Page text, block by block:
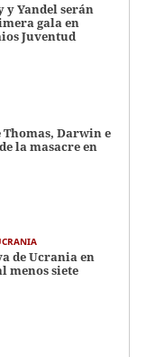
y Yandel serán
gala en
Juventud
Thomas, Darwin e
la masacre en
de Ucrania en
menos siete